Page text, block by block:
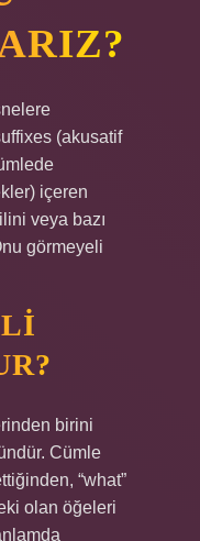
(akusatif
içeren
veya bazı
görmeyeli
birini
Cümle
“what”
olan öğeleri